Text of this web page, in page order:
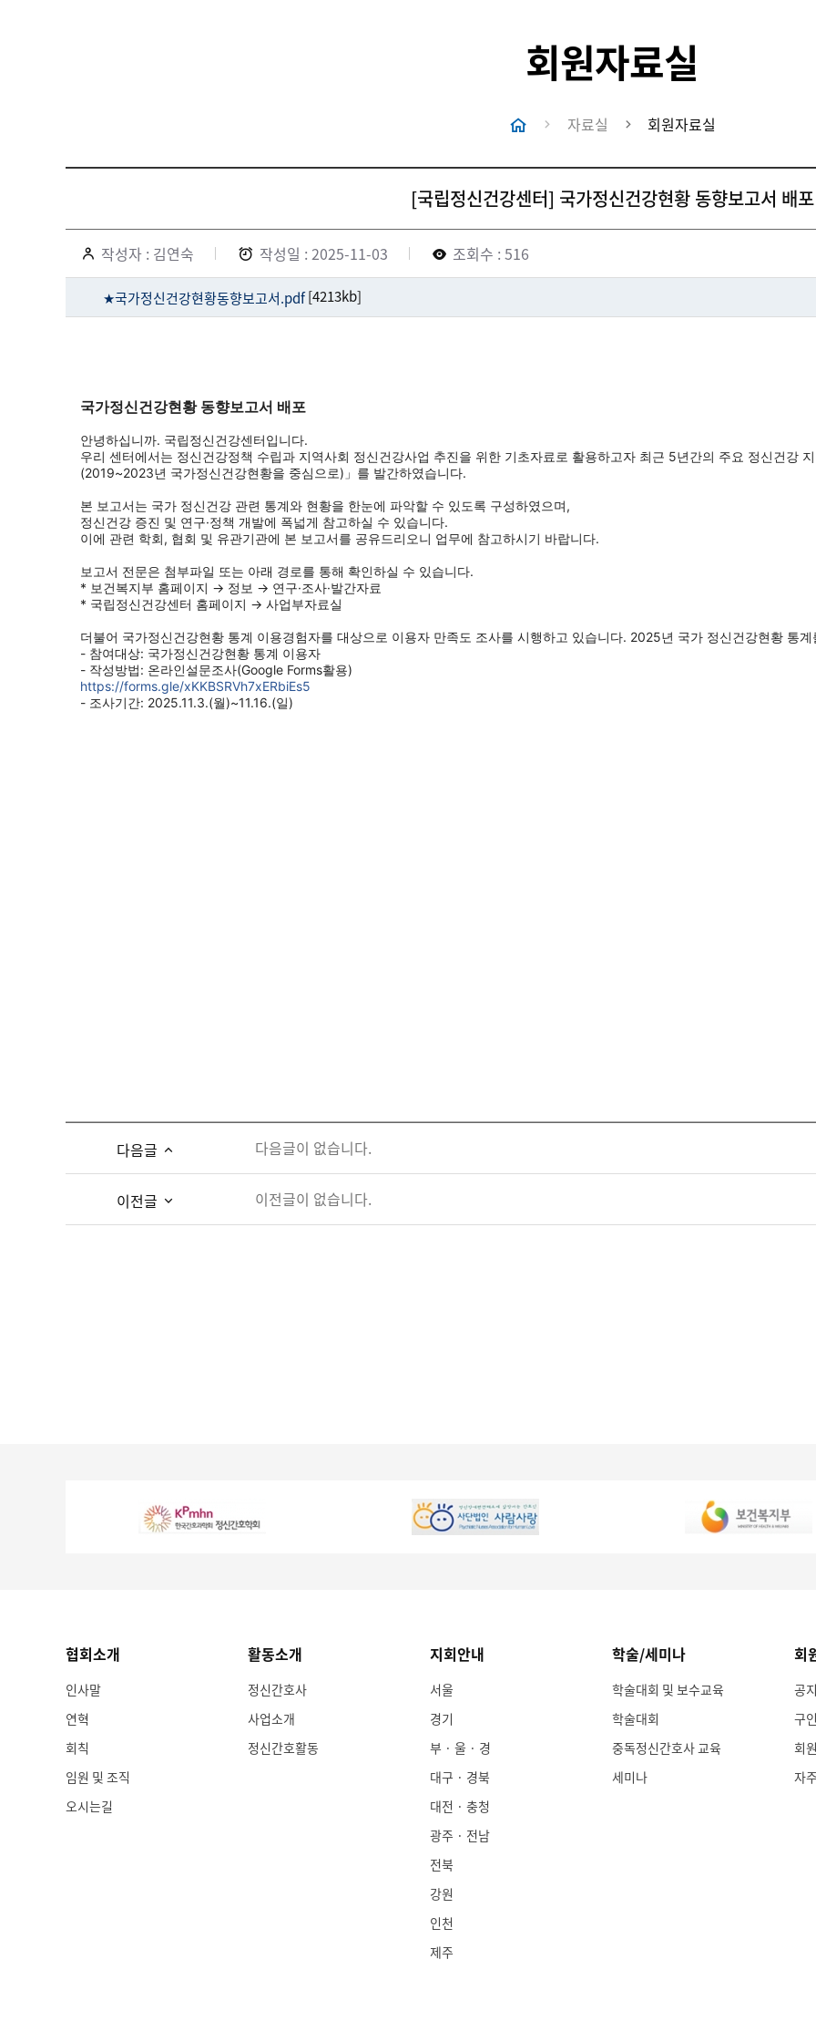
회원자료실
자료실 회원자료실
[국립정신건강센터] 국가정신건강현황 동향보고서 배포
작성자 : 김연숙 작성일 : 2025-11-03 조회수 : 516
★국가정신건강현황동향보고서.pdf[4213kb]
국가정신건강현황 동향보고서 배포
안녕하십니까. 국립정신건강센터입니다.
우리 센터에서는 정신건강정책 수립과 지역사회 정신건강사업 추진을 위한 기초자료로 활용하고자 최근 5년간의 주요 정신건강
(2019~2023년 국가정신건강현황을 중심으로)」를 발간하였습니다.
본 보고서는 국가 정신건강 관련 통계와 현황을 한눈에 파악할 수 있도록 구성하였으며,
정신건강 증진 및 연구·정책 개발에 폭넓게 참고하실 수 있습니다.
이에 관련 학회, 협회 및 유관기관에 본 보고서를 공유드리오니 업무에 참고하시기 바랍니다.
보고서 전문은 첨부파일 또는 아래 경로를 통해 확인하실 수 있습니다.
* 보건복지부 홈페이지 → 정보 → 연구·조사·발간자료
* 국립정신건강센터 홈페이지 → 사업부자료실
더불어 국가정신건강현황 통계 이용경험자를 대상으로 이용자 만족도 조사를 시행하고 있습니다. 2025년 국가 정신건강현황 통
- 참여대상: 국가정신건강현황 통계 이용자
- 작성방법: 온라인설문조사(Google Forms활용)
https://forms.gle/xKKBSRVh7xERbiEs5
- 조사기간: 2025.11.3.(월)~11.16.(일)
다음글 다음글이 없습니다.
이전글 이전글이 없습니다.
협회소개
인사말
연혁
회칙
임원 및 조직
오시는길
활동소개
정신간호사
사업소개
정신간호활동
지회안내
서울
경기
부 · 울 · 경
대구 · 경북
대전 · 충청
광주 · 전남
전북
강원
인천
제주
학술/세미나
학술대회 및 보수교육
학술대회
중독정신간호사 교육
세미나
회
공
구
회
자